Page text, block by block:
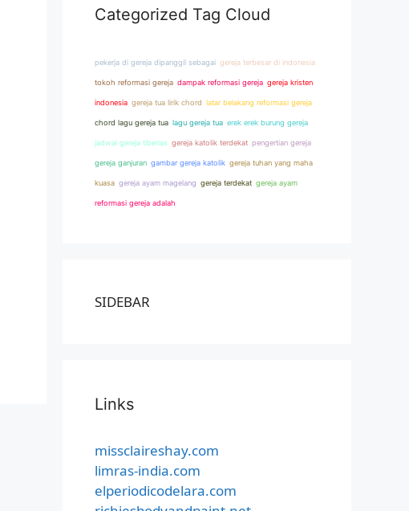
Categorized Tag Cloud
pekerja di gereja dipanggil sebagai gereja terbesar di indonesia
tokoh reformasi gereja dampak reformasi gereja gereja kristen
indonesia gereja tua lirik chord latar belakang reformasi gereja
chord lagu gereja tua lagu gereja tua erek erek burung gereja
jadwal gereja tiberias gereja katolik terdekat pengertian gereja
gereja ganjuran gambar gereja katolik gereja tuhan yang maha
kuasa gereja ayam magelang gereja terdekat gereja ayam
reformasi gereja adalah
SIDEBAR
Links
missclaireshay.com
limras-india.com
elperiodicodelara.com